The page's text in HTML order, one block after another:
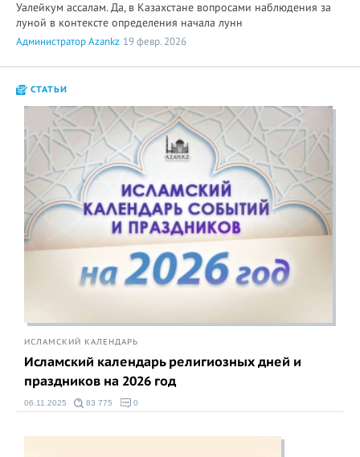
Уалейкум ассалам. Да, в Казахстане вопросами наблюдения за
луной в контексте определения начала лунн
Администратор Azankz 19 февр. 2026
СТАТЬИ
ИСЛАМСКИЙ КАЛЕНДАРЬ
Исламский календарь религиозных дней и
праздников на 2026 год
06.11.2025 83 775 0